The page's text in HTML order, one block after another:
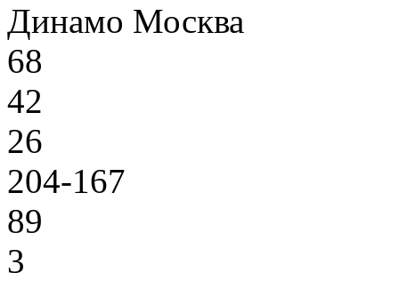
Динамо Москва
68
42
26
204-167
89
3